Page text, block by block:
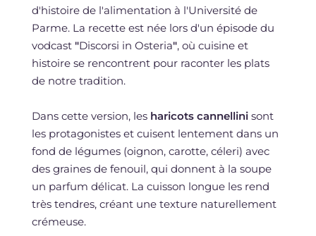
d'histoire de l'alimentation à l'Université de
Parme. La recette est née lors d'un épisode du
vodcast "Discorsi in Osteria", où cuisine et
histoire se rencontrent pour raconter les plats
de notre tradition.
Dans cette version, les haricots cannellinisont
les protagonistes et cuisent lentement dans un
fond de légumes (oignon, carotte, céleri) avec
des graines de fenouil, qui donnent à la soupe
un parfum délicat. La cuisson longue les rend
très tendres, créant une texture naturellement
crémeuse.